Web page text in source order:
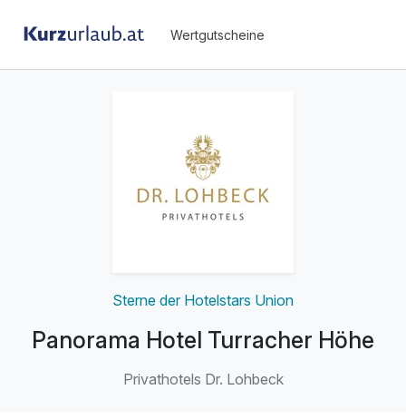
Wertgutscheine
Sterne der Hotelstars Union
Panorama Hotel Turracher Höhe
Privathotels Dr. Lohbeck